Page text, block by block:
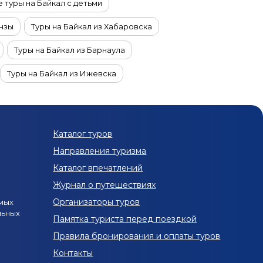
на Байкал с детьми
Туры на Байкал из Хабаровска
Туры на Байкал из Барнаула
Туры на Байкал из Ижевска
край
Туры в Краснодарский край в марте
Туры в Краснодарский край в августе
Каталог туров
Направления туризма
Каталог впечатлений
Журнал о путешествиях
Организаторы туров
Памятка туриста перед поездкой
Правила бронирования и оплаты туров
Контакты